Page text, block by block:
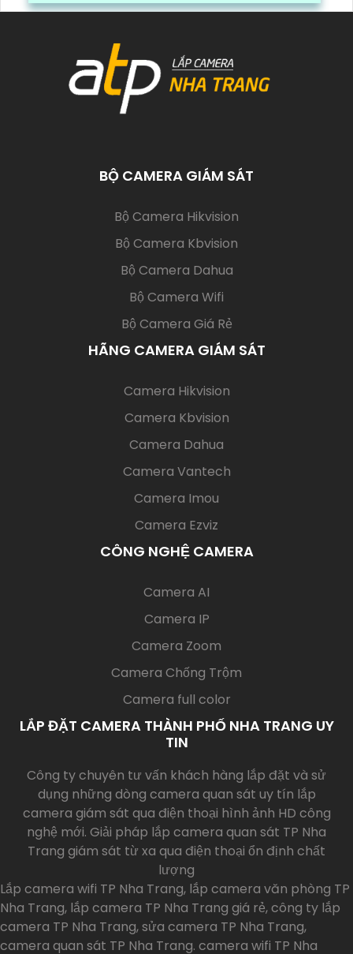
là quy trình đóng gói cũng được ghi lại một cách
BỘ CAMERA GIÁM SÁT
Bộ Camera Hikvision
Bộ Camera Kbvision
Bộ Camera Dahua
Bộ Camera Wifi
Bộ Camera Giá Rẻ
HÃNG CAMERA GIÁM SÁT
Camera Hikvision(current)
Camera Kbvision
Camera Dahua
Camera Vantech
Camera Imou
Camera Ezviz
CÔNG NGHỆ CAMERA
Camera AI
Camera IP
Camera Zoom
Camera Chống Trộm
Camera full color
LẮP ĐẶT CAMERA THÀNH PHỐ NHA TRANG UY
TIN
Công ty chuyên tư vấn khách hàng lắp đặt và sử
dụng những dòng camera quan sát uy tín lắp
camera giám sát qua điện thoại hình ảnh HD công
nghệ mới. Giải pháp lắp camera quan sát TP Nha
Trang giám sát từ xa qua điện thoại ổn định chất
lượng
Lắp camera wifi TP Nha Trang, lắp camera văn phòng TP
Nha Trang, lắp camera TP Nha Trang giá rẻ, công ty lắp
camera TP Nha Trang, sửa camera TP Nha Trang,
camera quan sát TP Nha Trang. camera wifi TP Nha